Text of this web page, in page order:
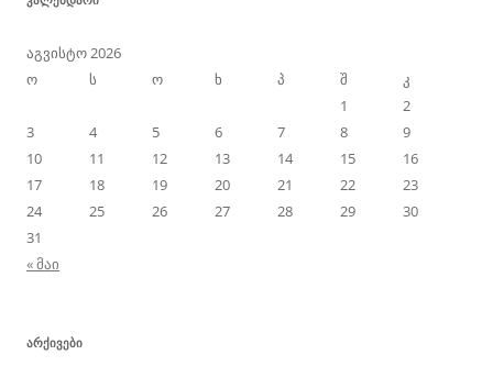
აგვისტო 2026
ო
ს ო ხ პ შ
კ
1
2
3
4 5 6 7 8
9
10
11 12 13 14 15
16
17
18 19 20 21 22
23
24
25 26 27 28 29
30
31
« მაი
ᲐᲠᲥᲘᲕᲔᲑᲘ